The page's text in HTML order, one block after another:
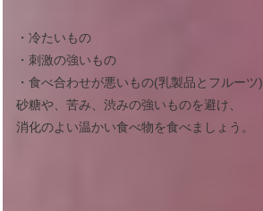
・冷たいもの
・刺激の強いもの
・食べ合わせが悪いもの(乳製品とフルーツ)
砂糖や、苦み、渋みの強いものを避け、
消化のよい温かい食べ物を食べましょう。